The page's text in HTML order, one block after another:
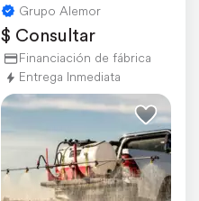
Grupo Alemor
$ Consultar
Financiación de fábrica
Entrega Inmediata